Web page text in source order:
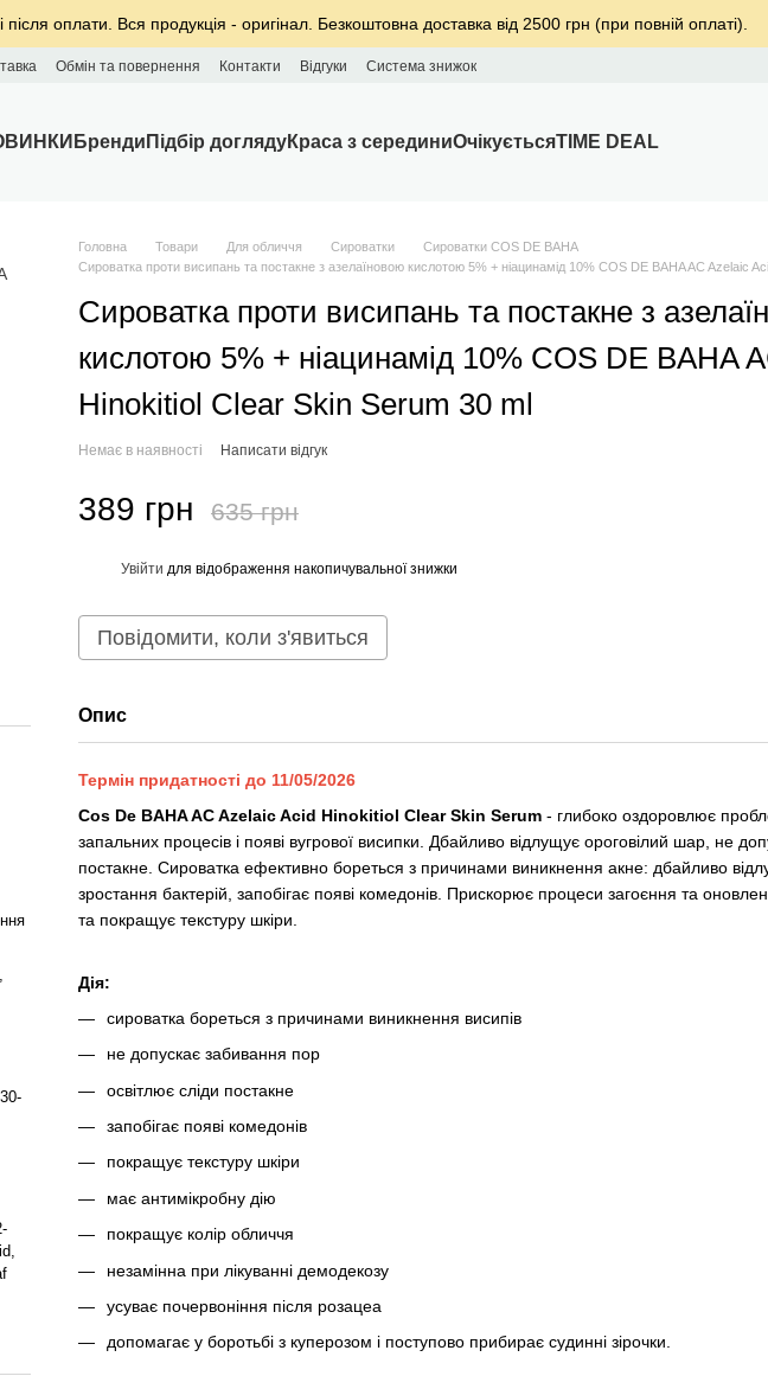
після оплати. Вся продукція - оригінал. Безкоштовна доставка від 2500 грн (при повній оплаті).
Обмін та повернення Контакти Відгуки Система знижок
Бренди Підбір доглядуКраса з серединиОчікуєтьсяTIME DEAL
Головна Товари Для обличчя Сироватки
Сироватки COS DE BAHA
Сироватка проти висипань та постакне з азелаїновою кислотою 5% + ніацинамід 10% COS DE BAHA AC Azelaic
Сироватка проти висипань та постакне з
кислотою 5% + ніацинамід 10% COS DE BAHA
Hinokitiol Clear Skin Serum 30 ml
Немає в наявності Написати відгук
389 грн 635 грн
Увійти для відображення накопичувальної знижки
Повідомити, коли з'явиться
Опис
Термін придатності до 11/05/2026
Cos De BAHA AC Azelaic Acid Hinokitiol Clear Skin Serum - глибоко оздоровлює
запальних процесів і появі вугрової висипки. Дбайливо відлущує ороговілий шар, не
постакне. Сироватка ефективно бореться з причинами виникнення акне: дбайливо
зростання бактерій, запобігає появі комедонів. Прискорює процеси загоєння та
та покращує текстуру шкіри.
Дія:
сироватка бореться з причинами виникнення висипів
не допускає забивання пор
освітлює сліди постакне
запобігає появі комедонів
покращує текстуру шкіри
має антимікробну дію
покращує колір обличчя
незамінна при лікуванні демодекозу
усуває почервоніння після розацеа
допомагає у боротьбі з куперозом і поступово прибирає судинні зірочки.